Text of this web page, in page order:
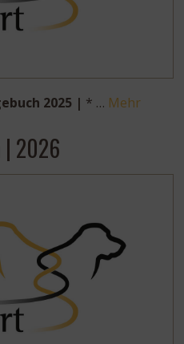
2025 | * … Mehr
| 2026